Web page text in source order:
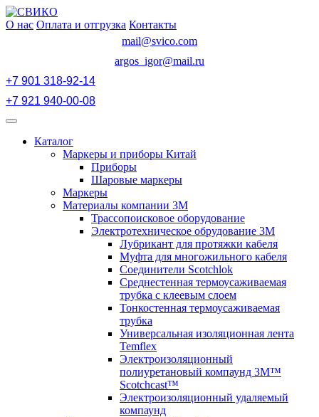
Перейти
к
О нас Оплата и отгрузка Контакты
mail@svico.com
argos_igor@mail.ru
+7 901 318-92-14
+7 921 940-00-08
Открыть
Каталог
Маркеры и приборы Китай
Приборы
Шаровые маркеры
Маркеры
Материалы компании 3М
Трассопоисковое оборудование
Электротехническое обрудование 3М
Лубрикант для протяжки кабеля
Муфта для многожильного кабеля
Соединители Scotchlok
Среднестенная термоусаживаемая
трубка с клеевым слоем
Тонкостенная термоусаживаемая
трубка
Универсальная изоляционная лента
Temflex
Электроизоляционный
полиуретановый компаунд 3M™
Scotchcast™
Электроизоляционный удаляемый
компаунд